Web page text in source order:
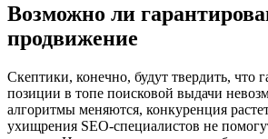
Возможно ли
продвижение
Скептики, конечно, будут твердить, что
позиции в топе поисковой выдачи
алгоритмы меняются, конкуренция
ухищрения SEO-специалистов не